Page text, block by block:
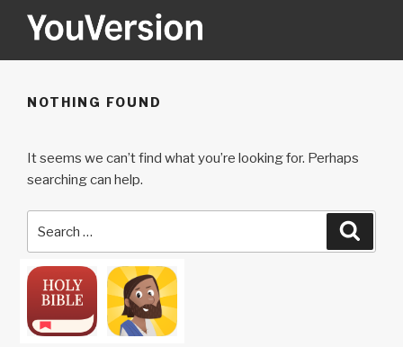
YOUVERSION
NOTHING FOUND
It seems we can’t find what you’re looking for. Perhaps
searching can help.